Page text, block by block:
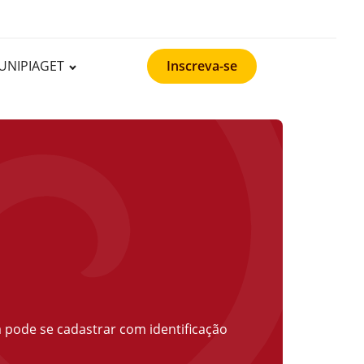
Inscreva-se
se cadastrar com identificação